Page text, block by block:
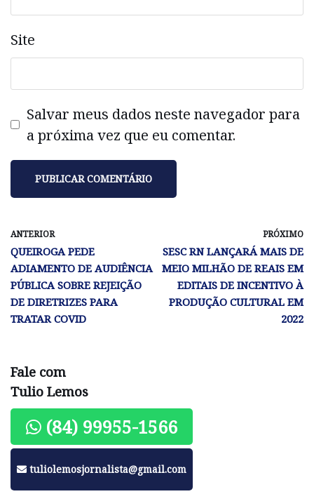
Site
Salvar meus dados neste navegador para
a próxima vez que eu comentar.
ANTERIOR
QUEIROGA PEDE
ADIAMENTO DE AUDIÊNCIA
PÚBLICA SOBRE REJEIÇÃO
DE DIRETRIZES PARA
TRATAR COVID
PRÓXIMO
SESC RN LANÇARÁ MAIS DE
MEIO MILHÃO DE REAIS EM
EDITAIS DE INCENTIVO À
PRODUÇÃO CULTURAL EM
2022
Fale com
Tulio Lemos
(84) 99955-1566
tuliolemosjornalista@gmail.com